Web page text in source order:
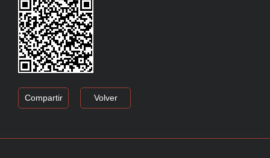
Compartir Volver